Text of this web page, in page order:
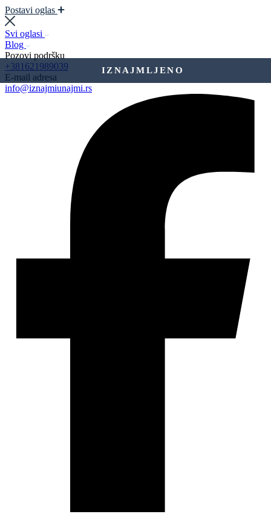
Postavi oglas
Svi oglasi
Blog
Pozovi podršku
+381621989039
E-mail adresa
info@iznajmiunajmi.rs
IZNAJMLJENO